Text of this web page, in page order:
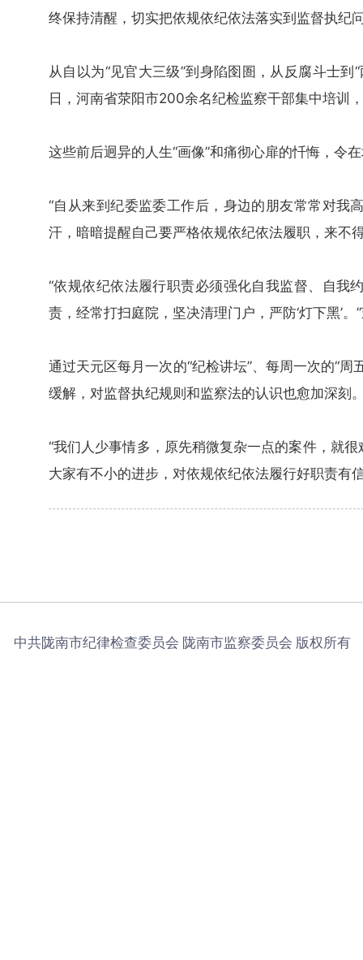
终保持清醒，切实把依规依纪依法落实到监督执纪
从自以为“见官大三级”到身陷囹圄，从反腐斗士
日，河南省荥阳市200余名纪检监察干部集中培训
这些前后迥异的人生“画像”和痛彻心扉的忏悔，令
“自从来到纪委监委工作后，身边的朋友常常对我
汗，暗暗提醒自己要严格依规依纪依法履职，来不
“依规依纪依法履行职责必须强化自我监督、自我
责，经常打扫庭院，坚决清理门户，严防‘灯下黑’
通过天元区每月一次的“纪检讲坛”、每周一次的“
缓解，对监督执纪规则和监察法的认识也愈加深刻
“我们人少事情多，原先稍微复杂一点的案件，就
大家有不小的进步，对依规依纪依法履行好职责有
中共陇南市纪律检查委员会 陇南市监察委员会 版权所有